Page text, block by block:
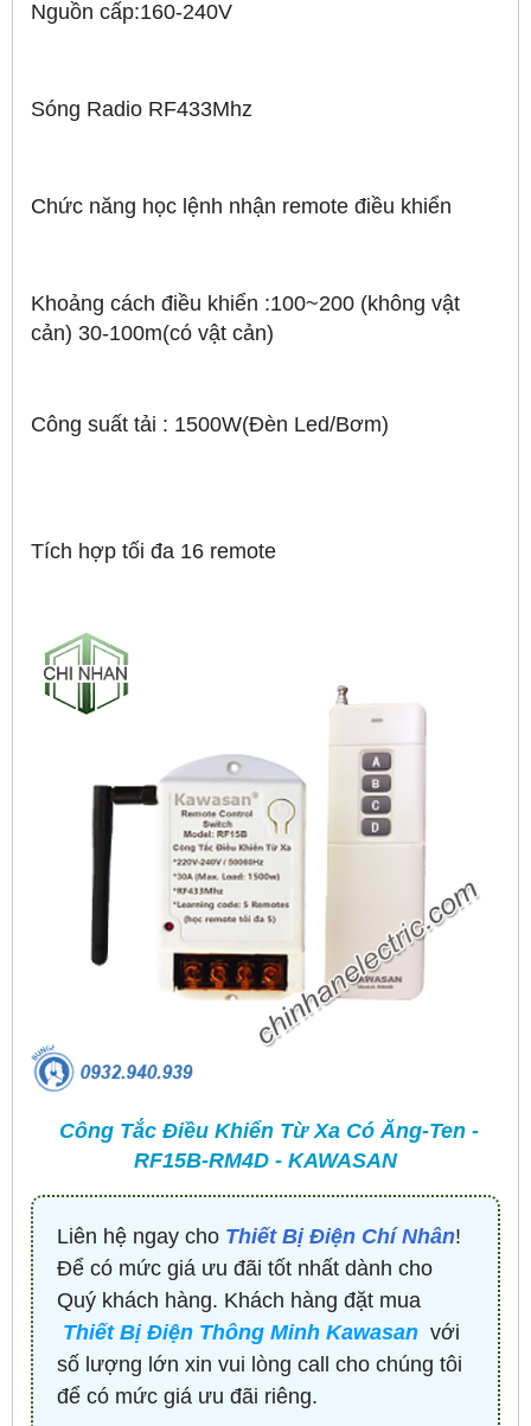
Nguồn cấp:160-240V
Sóng Radio RF433Mhz
Chức năng học lệnh nhận remote điều khiển
Khoảng cách điều khiển :100~200 (không vật
cản) 30-100m(có vật cản)
Công suất tải : 1500W(Đèn Led/Bơm)
Tích hợp tối đa 16 remote
Công Tắc Điều Khiển Từ Xa Có Ăng-Ten -
RF15B-RM4D - KAWASAN
Liên hệ ngay cho Thiết Bị Điện Chí Nhân!
Để có mức giá ưu đãi tốt nhất dành cho
Quý khách hàng. Khách hàng đặt mua
Thiết Bị Điện Thông Minh Kawasan với
số lượng lớn xin vui lòng call cho chúng tôi
để có mức giá ưu đãi riêng.